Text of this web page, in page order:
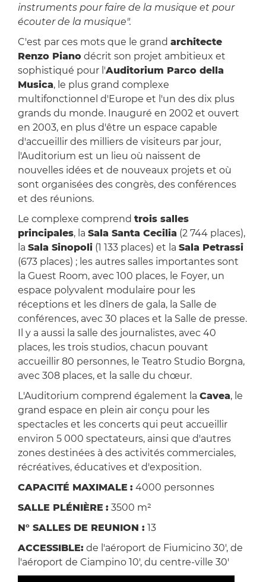
instruments pour faire de la musique et pour
écouter de la musique".
C'est par ces mots que le grand architecte
Renzo Pianodécrit son projet ambitieux et
sophistiqué pour l'Auditorium Parco della
Musica, le plus grand complexe
multifonctionnel d'Europe et l'un des dix plus
grands du monde. Inauguré en 2002 et ouvert
en 2003, en plus d'être un espace capable
d'accueillir des milliers de visiteurs par jour,
l'Auditorium est un lieu où naissent de
nouvelles idées et de nouveaux projets et où
sont organisées des congrès, des conférences
et des réunions.
Le complexe comprend trois salles
principales, la Sala Santa Cecilia (2 744 places),
la Sala Sinopoli(1 133 places) et la Sala Petrassi
(673 places) ; les autres salles importantes sont
la Guest Room, avec 100 places, le Foyer, un
espace polyvalent modulaire pour les
réceptions et les dîners de gala, la Salle de
conférences, avec 30 places et la Salle de presse.
Il y a aussi la salle des journalistes, avec 40
places, les trois studios, chacun pouvant
accueillir 80 personnes, le Teatro Studio Borgna,
avec 308 places, et la salle du chœur.
L'Auditorium comprend également la Cavea, le
grand espace en plein air conçu pour les
spectacles et les concerts qui peut accueillir
environ 5 000 spectateurs, ainsi que d'autres
zones destinées à des activités commerciales,
récréatives, éducatives et d'exposition.
CAPACITÉ MAXIMALE : 4000 personnes
SALLE PLÉNIÈRE : 3500 m²
N° SALLES DE REUNION : 13
ACCESSIBLE: de l'aéroport de Fiumicino 30', de
l'aéroport de Ciampino 10', du centre-ville 30'